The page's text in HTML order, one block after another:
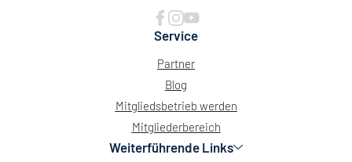
Service
Partner
Blog
Mitgliedsbetrieb werden
Mitgliederbereich
Weiterführende Links